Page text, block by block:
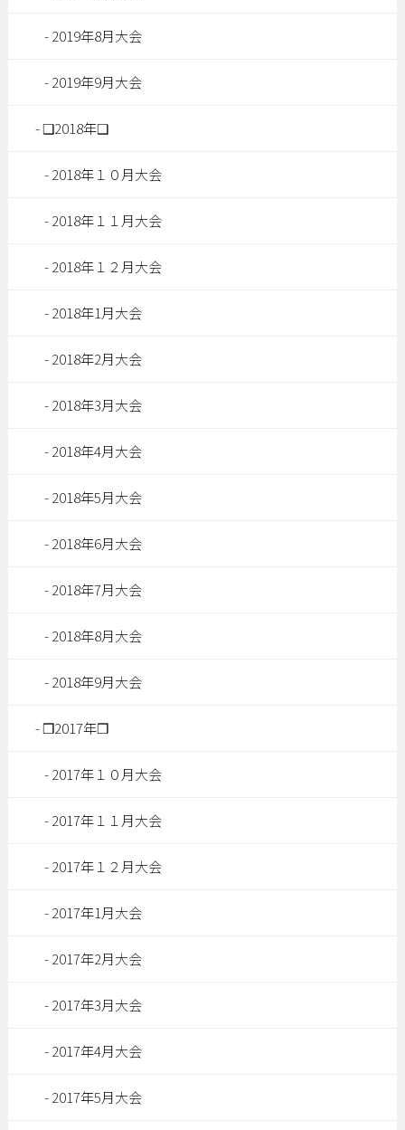
2019年8月大会
2019年9月大会
❑2018年❑
2018年１０月大会
2018年１１月大会
2018年１２月大会
2018年1月大会
2018年2月大会
2018年3月大会
2018年4月大会
2018年5月大会
2018年6月大会
2018年7月大会
2018年8月大会
2018年9月大会
❒2017年❒
2017年１０月大会
2017年１１月大会
2017年１２月大会
2017年1月大会
2017年2月大会
2017年3月大会
2017年4月大会
2017年5月大会